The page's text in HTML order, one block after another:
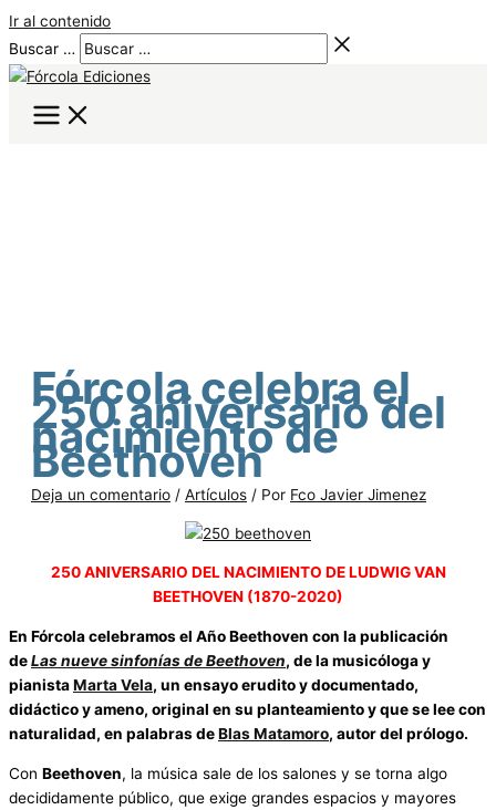
Ir al contenido
Buscar …
Fórcola celebra el
250 aniversario del
nacimiento de
Beethoven
Deja un comentario / Artículos / Por Fco Javier Jimenez
250 ANIVERSARIO DEL NACIMIENTO DE LUDWIG VAN
BEETHOVEN (1870-2020)
En Fórcola celebramos el Año Beethoven con la publicación
deLas nueve sinfonías de Beethoven, de la musicóloga y
pianistaMarta Vela, un ensayo erudito y documentado,
didáctico y ameno, original en su planteamiento y que se lee con
naturalidad, en palabras deBlas Matamoro, autor del prólogo.
Con Beethoven, la música sale de los salones y se torna algo
decididamente público, que exige grandes espacios y mayores